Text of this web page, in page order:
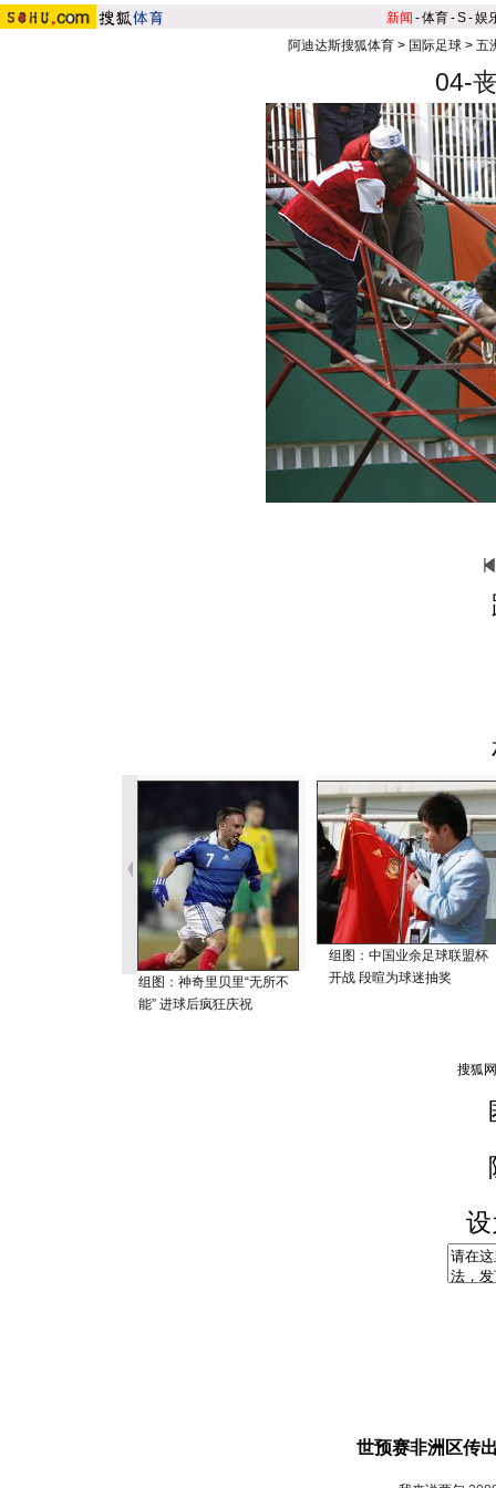
新闻 -体育-S-娱
阿迪达斯搜狐体育> 国际足球> 五
04-
组图：神奇里贝里“无所不
能” 进球后疯狂庆祝
组图：中国业余足球联盟杯
开战 段暄为球迷抽奖
世预赛非洲区传